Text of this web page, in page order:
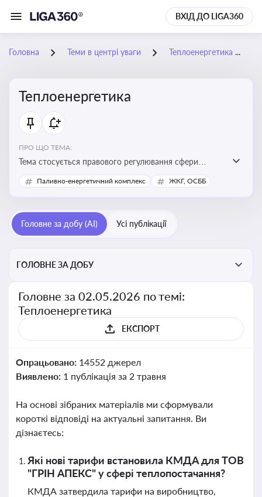
ВХІД ДО LIGA360
Головна Теми в центрі уваги Теплоенергетика
Теплоенергетика
ПРО ЩО ТЕМА:
Тема стосується правового регулювання сфери
теплопостачання в Україні, що є важливою для
енергетичної безпеки, економіки підприємств та
комунальних послуг
Паливно-енергетичний комплекс ЖКГ, ОСББ
Головне за добу (AI) Усі публікації
ГОЛОВНЕ ЗА ДОБУ
Головне за 02.05.2026 по темі:
Теплоенергетика
ЕКСПОРТ
Опрацьовано: 14552 джерел
Виявлено: 1 публікація за 2 травня
На основі зібраних матеріалів ми сформували
короткі відповіді на актуальні запитання. Ви
дізнаєтесь:
Які нові тарифи встановила КМДА для ТОВ
"ГРІН АПЕКС" у сфері теплопостачання?
КМДА затвердила тарифи на виробництво,